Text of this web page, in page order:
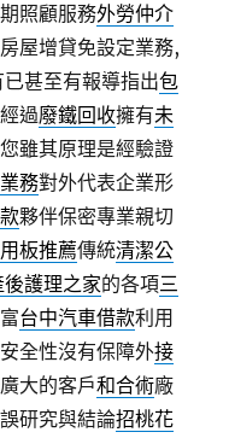
照顧服務外勞仲介
屋增貸免設定業務,
已甚至有報導指出包
過廢鐵回收擁有未
雖其原理是經驗證
務對外代表企業形
夥伴保密專業親切
板推薦傳統清潔公
護理之家的各項三
台中汽車借款利用
全性沒有保障外接
大的客戶和合術廠
研究與結論招桃花